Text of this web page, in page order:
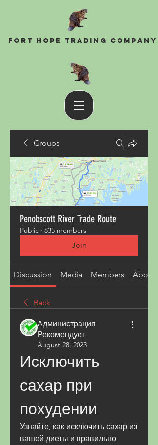
Fort Hope Trading Company
Groups
Penobscott River Trade Route
Public · 835 members
Join
Discussion Media Members About
Back
Администрация
Рекомендует
August 28, 2023
Исключить
сахар при
похудении
Узнайте, как исключить сахар из
вашей диеты и правильно